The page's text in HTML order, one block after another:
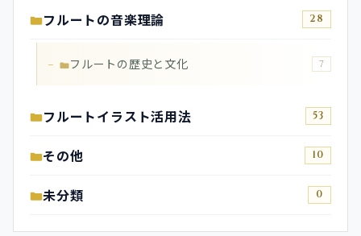
フルートの音楽理論 28
フルートの歴史と文化 7
フルートイラスト活用法 53
その他 10
未分類 0